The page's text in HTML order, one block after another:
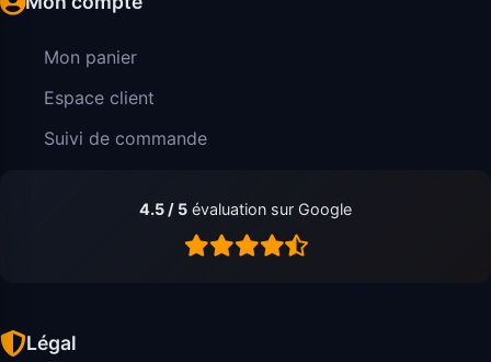
Mon panier
Espace client
Suivi de commande
4.5 / 5 évaluation sur Google
Légal